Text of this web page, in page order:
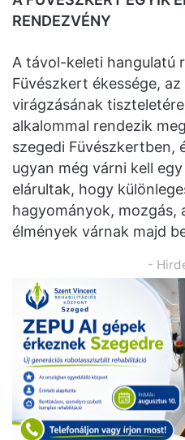
RENDEZVÉNY
A távol-keleti hangulatú
Füvészkert ékessége,
virágzásának
alkalommal rendezik
szegedi Füvészkertben,
ugyan még várni kell
elárultak, hogy
hagyományok, mozgás,
élmények várnak majd
-